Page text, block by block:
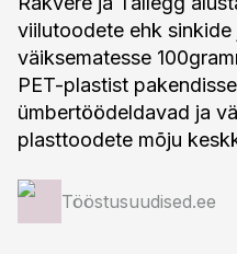
viilutoodete ehk
väiksematesse
PET-plastist
ümbertöödeldavad ja
plasttoodete mõju
Tööstusuudised.ee